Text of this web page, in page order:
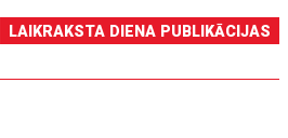
LAIKRAKSTA DIENA PUBLIKĀCIJAS